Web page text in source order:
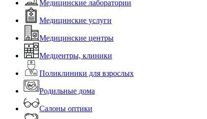
Медицинские лаборатории
Медицинские услуги
Медицинские центры
Медцентры, клиники
Поликлиники для взрослых
Родильные дома
Салоны оптики